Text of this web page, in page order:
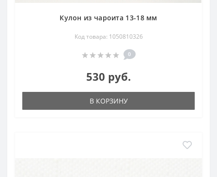
Кулон из чароита 13-18 мм
Код товара: 1050810326
0
530 руб.
В КОРЗИНУ